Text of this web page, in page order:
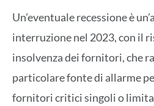
Un’eventuale recessione è
interruzione nel 2023, con il
insolvenza dei fornitori, che
particolare fonte di allarme
fornitori critici singoli o